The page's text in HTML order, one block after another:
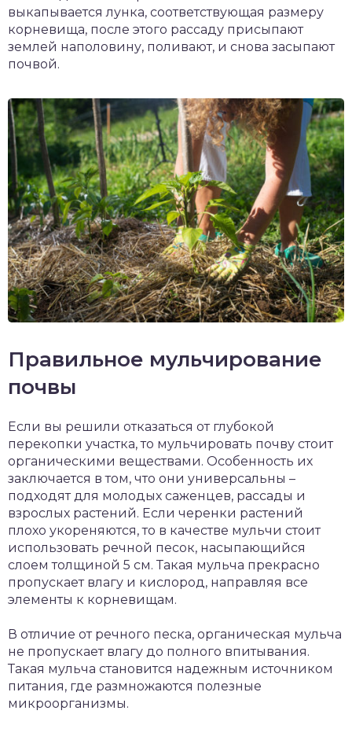
выкапывается лунка, соответствующая размеру
корневища, после этого рассаду присыпают
землей наполовину, поливают, и снова засыпают
почвой.
Правильное мульчирование
почвы
Если вы решили отказаться от глубокой
перекопки участка, то мульчировать почву стоит
органическими веществами. Особенность их
заключается в том, что они универсальны –
подходят для молодых саженцев, рассады и
взрослых растений. Если черенки растений
плохо укореняются, то в качестве мульчи стоит
использовать речной песок, насыпающийся
слоем толщиной 5 см. Такая мульча прекрасно
пропускает влагу и кислород, направляя все
элементы к корневищам.
В отличие от речного песка, органическая мульча
не пропускает влагу до полного впитывания.
Такая мульча становится надежным источником
питания, где размножаются полезные
микроорганизмы.